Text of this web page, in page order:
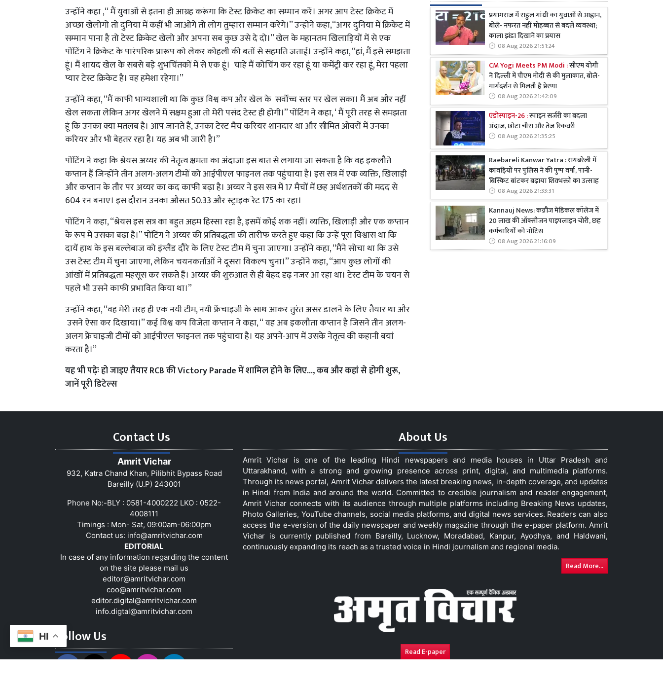
HI
उन्होंने कहा ,‘‘ मैं युवाओं से इतना ही आग्रह करूंगा कि टेस्ट क्रिकेट का सम्मान करें। अगर आप टेस्ट क्रिकेट में
अच्छा खेलोगो तो दुनिया में कहीं भी जाओगे तो लोग तुम्हारा सम्मान करेंगे।’’ उन्होंने कहा,‘‘अगर दुनिया में क्रिकेट में
सम्मान पाना है तो टेस्ट क्रिकेट खेलो और अपना सब कुछ उसे दे दो।’’ खेल के महानतम खिलाड़ियों में से एक
पोंटिंग ने क्रिकेट के पारंपरिक प्रारूप को लेकर कोहली की बतों से सहमति जताई। उन्होंने कहा, ‘‘हां, मैं इसे समझता
हूं। मैं शायद खेल के सबसे बड़े शुभचिंतकों में से एक हूं। चाहे मैं कोचिंग कर रहा हूं या कमेंट्री कर रहा हूं, मेरा पहला
प्यार टेस्ट क्रिकेट है। वह हमेशा रहेगा।’’
उन्होंने कहा, ‘‘मैं काफी भाग्यशाली था कि कुछ विश्व कप और खेल के सर्वोच्च स्तर पर खेल सका। मैं अब और नहीं
खेल सकता लेकिन अगर खेलने में सक्षम हुआ तो मेरी पसंद टेस्ट ही होगी।’’ पोंटिंग ने कहा, ‘ मैं पूरी तरह से समझता
हूं कि उनका क्या मतलब है। आप जानते हैं, उनका टेस्ट मैच करियर शानदार था और सीमित ओवरों में उनका
करियर और भी बेहतर रहा है। यह अब भी जारी है।’’
पोंटिंग ने कहा कि श्रेयस अय्यर की नेतृत्व क्षमता का अंदाजा इस बात से लगाया जा सकता है कि वह इकलौते
कप्तान हैं जिन्होंने तीन अलग-अलग टीमों को आईपीएल फाइनल तक पहुंचाया है। इस सत्र में एक व्यक्ति, खिलाड़ी
और कप्तान के तौर पर अय्यर का कद काफी बढ़ा है। अय्यर ने इस सत्र में 17 मैचों में छह अर्धशतकों की मदद से
604 रन बनाए। इस दौरान उनका औसत 50.33 और स्ट्राइक रेट 175 का रहा।
पोंटिंग ने कहा, ‘‘श्रेयस इस सत्र का बहुत अहम हिस्सा रहा है, इसमें कोई शक नहीं। व्यक्ति, खिलाड़ी और एक कप्तान
के रूप में उसका बढ़ा है।” पोंटिंग ने अय्यर की प्रतिबद्धता की तारीफ करते हुए कहा कि उन्हें पूरा विश्वास था कि
दायें हाथ के इस बल्लेबाज को इंग्लैंड दौरे के लिए टेस्ट टीम में चुना जाएगा। उन्होंने कहा, ‘‘मैंने सोचा था कि उसे
उस टेस्ट टीम में चुना जाएगा, लेकिन चयनकर्ताओं ने दूसरा विकल्प चुना।’’ उन्होंने कहा, ‘‘आप कुछ लोगों की
आंखों में प्रतिबद्धता महसूस कर सकते हैं। अय्यर की शुरुआत से ही बेहद दृढ़ नजर आ रहा था। टेस्ट टीम के चयन से
पहले भी उसने काफी प्रभावित किया था।”
उन्होंने कहा, ‘‘वह मेरी तरह ही एक नयी टीम, नयी फ्रेंचाइजी के साथ आकर तुरंत असर डालने के लिए तैयार था और
उसने ऐसा कर दिखाया।’’ कई विश्व कप विजेता कप्तान ने कहा, ‘‘ वह अब इकलौता कप्तान है जिसने तीन अलग-
अलग फ्रेंचाइजी टीमों को आईपीएल फाइनल तक पहुंचाया है। यह अपने-आप में उसके नेतृत्व की कहानी बयां
करता है।’’
यह भी पढ़ेःहो जाइए तैयार RCB की Victory Parade में शामिल होने के लिए..., कब और कहां से होगी शुरू,
जानें पूरी डिटेल्स
प्रयागराज में राहुल गांधी का युवाओं से आह्वान,
बोले- नफरत नहीं मोहब्बत से बदलें व्यवस्था;
काला झंडा दिखाने का प्रयास
08 Aug 2026 21:51:24
CM Yogi Meets PM Modi :सीएम योगी
ने दिल्ली में पीएम मोदी से की मुलाकात, बोले-
मार्गदर्शन से मिलती है प्रेरणा
08 Aug 2026 21:42:09
एंडोस्पाइन-26 :स्पाइन सर्जरी का बदला
अंदाज, छोटा चीरा और तेज रिकवरी
08 Aug 2026 21:35:25
Raebareli Kanwar Yatra : रायबरेली में
कांवड़ियों पर पुलिस ने की पुष्प वर्षा, पानी-
बिस्किट बांटकर बढ़ाया शिवभक्तों का उत्साह
08 Aug 2026 21:33:31
Kannauj News: कन्नौज मेडिकल कॉलेज में
20 लाख की ऑक्सीजन पाइपलाइन चोरी, छह
कर्मचारियों को नोटिस
08 Aug 2026 21:16:09
Contact Us
Amrit Vichar
932, Katra Chand Khan, Pilibhit Bypass Road
Bareilly (U.P) 243001
Phone No:-BLY : 0581-4000222 LKO : 0522-
4008111
Timings : Mon- Sat, 09:00am-06:00pm
Contact us: info@amritvichar.com
EDITORIAL
In case of any information regarding the content
on the site please mail us
editor@amritvichar.com
coo@amritvichar.com
editor.digital@amritvichar.com
info.digtal@amritvichar.com
Follow Us
About Us
Amrit Vichar is one of the leading Hindi newspapers and media houses in Uttar Pradesh and
Uttarakhand, with a strong and growing presence across print, digital, and multimedia platforms.
Through its news portal, Amrit Vichar delivers the latest breaking news, in-depth coverage, and updates
in Hindi from India and around the world. Committed to credible journalism and reader engagement,
Amrit Vichar connects with its audience through multiple platforms including Breaking News updates,
Photo Galleries, YouTube channels, social media platforms, and digital news services. Readers can also
access the e-version of the daily newspaper and weekly magazine through the e-paper platform. Amrit
Vichar is currently published from Bareilly, Lucknow, Moradabad, Kanpur, Ayodhya, and Haldwani,
continuously expanding its reach as a trusted voice in Hindi journalism and regional media.
Read More...
Read E-paper